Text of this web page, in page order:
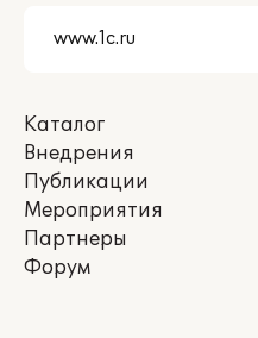
Каталог
Внедрения
Публикации
Мероприятия
Партнеры
Форум